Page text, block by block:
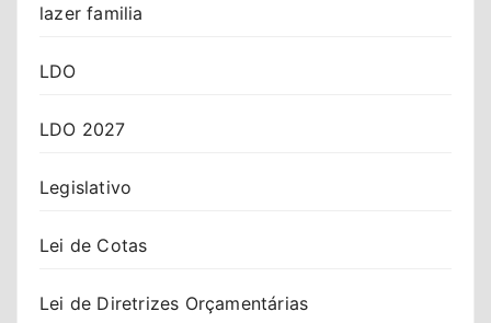
lazer familia
LDO
LDO 2027
Legislativo
Lei de Cotas
Lei de Diretrizes Orçamentárias